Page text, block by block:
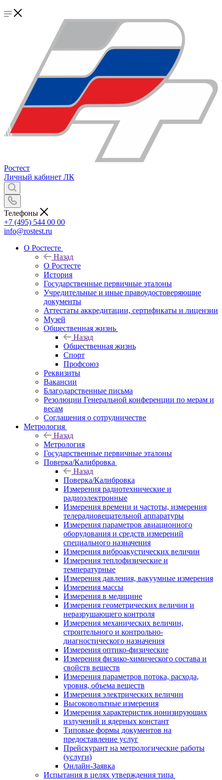
Ростест
Личный кабинет ЛК
Телефоны
+7 (495) 544 00 00
info@rostest.ru
О Ростесте
Назад
О Ростесте
История
Государственные первичные эталоны
Учредительные и иные правоудостоверяющие
документы
Аттестаты аккредитации, сертификаты и лицензии
Музей
Общественная жизнь
Назад
Общественная жизнь
Спорт
Профсоюз
Реквизиты
Вакансии
Благодарственные письма
Резолюции Генеральной конференции по мерам и
весам
Соглашения о сотрудничестве
Метрология
Назад
Метрология
Государственные первичные эталоны
Поверка/Калибровка
Назад
Поверка/Калибровка
Измерения радиотехнические и
радиоэлектронные
Измерения времени и частоты, измерения
телерадиовещательной аппаратуры
Измерения параметров авиационного
оборудования и средств измерений
специального назначения
Измерения виброакустических величин
Измерения теплофизические и
температурные
Измерения давления, вакуумные измерения
Измерения массы
Измерения в медицине
Измерения геометрических величин и
неразрушающего контроля
Измерения механических величин,
строительного и контрольно-
диагностического назначения
Измерения оптико-физические
Измерения физико-химического состава и
свойств веществ
Измерения параметров потока, расхода,
уровня, объема веществ
Измерения электрических величин
Высоковольтные измерения
Измерения характеристик ионизирующих
излучений и ядерных констант
Типовые формы документов на
предоставление услуг
Прейскурант на метрологические работы
(услуги)
Онлайн-Заявка
Испытания в целях утверждения типа